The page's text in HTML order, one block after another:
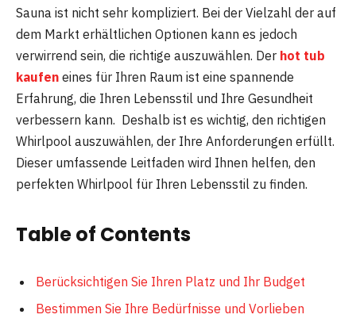
Sauna ist nicht sehr kompliziert. Bei der Vielzahl der auf
dem Markt erhältlichen Optionen kann es jedoch
verwirrend sein, die richtige auszuwählen. Der hot tub
kaufen eines für Ihren Raum ist eine spannende
Erfahrung, die Ihren Lebensstil und Ihre Gesundheit
verbessern kann. Deshalb ist es wichtig, den richtigen
Whirlpool auszuwählen, der Ihre Anforderungen erfüllt.
Dieser umfassende Leitfaden wird Ihnen helfen, den
perfekten Whirlpool für Ihren Lebensstil zu finden.
Table of Contents
Berücksichtigen Sie Ihren Platz und Ihr Budget
Bestimmen Sie Ihre Bedürfnisse und Vorlieben